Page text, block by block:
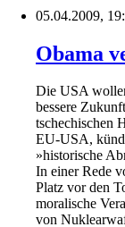
05.04.2009,
Obama
Die USA
bessere
tschechischen
EU-USA,
»historische
In einer Rede
Platz vor den
moralische
von